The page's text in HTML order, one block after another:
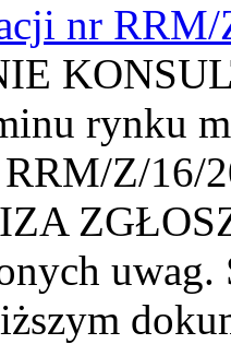
nr
rynku
Z/16/